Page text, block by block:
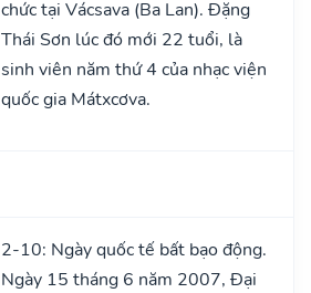
chức tại Vácsava (Ba Lan). Đặng
Thái Sơn lúc đó mới 22 tuổi, là
sinh viên năm thứ 4 của nhạc viện
quốc gia Mátxcơva.
2-10: Ngày quốc tế bất bạo động.
Ngày 15 tháng 6 năm 2007, Đại